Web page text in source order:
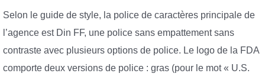
Selon le guide de style, la police de caractères principale de
l’agence est Din FF, une police sans empattement sans
contraste avec plusieurs options de police. Le logo de la FDA
comporte deux versions de police : gras (pour le mot « U.S.